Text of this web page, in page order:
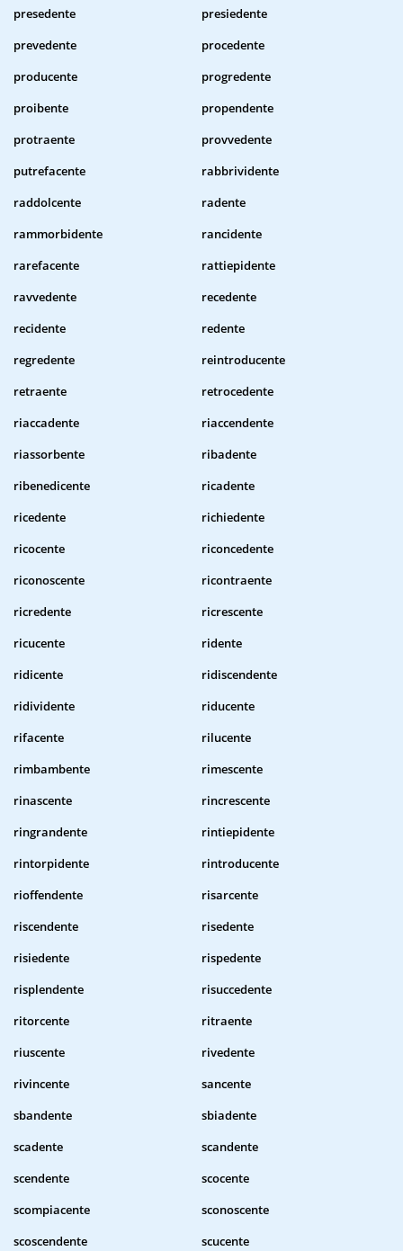
presedente
presiedente
prevedente
procedente
producente
progredente
proibente
propendente
protraente
provvedente
putrefacente
rabbrividente
raddolcente
radente
rammorbidente
rancidente
rarefacente
rattiepidente
ravvedente
recedente
recidente
redente
regredente
reintroducente
retraente
retrocedente
riaccadente
riaccendente
riassorbente
ribadente
ribenedicente
ricadente
ricedente
richiedente
ricocente
riconcedente
riconoscente
ricontraente
ricredente
ricrescente
ricucente
ridente
ridicente
ridiscendente
ridividente
riducente
rifacente
rilucente
rimbambente
rimescente
rinascente
rincrescente
ringrandente
rintiepidente
rintorpidente
rintroducente
rioffendente
risarcente
riscendente
risedente
risiedente
rispedente
risplendente
risuccedente
ritorcente
ritraente
riuscente
rivedente
rivincente
sancente
sbandente
sbiadente
scadente
scandente
scendente
scocente
scompiacente
sconoscente
scoscendente
scucente